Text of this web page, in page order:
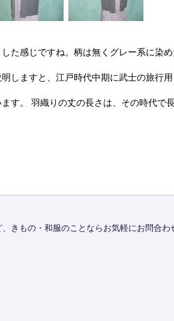
た感じですね。柄は無くグレー系に染
しますと、江戸時代中期に武士の旅行
す。 羽織りの丈の長さは、その時代で
きもの・和服のことならお気軽にお問合わ